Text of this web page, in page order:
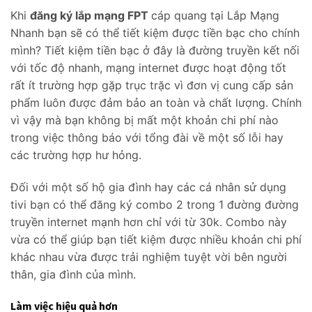
Khi đăng ký lắp mạng FPT cáp quang tại Lắp Mạng
Nhanh bạn sẽ có thể tiết kiệm được tiền bạc cho chính
mình? Tiết kiệm tiền bạc ở đây là đường truyền kết nối
với tốc độ nhanh, mạng internet được hoạt động tốt
rất ít trường hợp gặp trục trặc vì đơn vị cung cấp sản
phẩm luôn được đảm bảo an toàn và chất lượng. Chính
vì vậy mà bạn không bị mất một khoản chi phí nào
trong việc thông báo với tổng đài về một số lỗi hay
các trường hợp hư hỏng.
Đối với một số hộ gia đình hay các cá nhân sử dụng
tivi bạn có thể đăng ký combo 2 trong 1 đường đường
truyền internet mạnh hơn chỉ với từ 30k. Combo này
vừa có thể giúp bạn tiết kiệm được nhiều khoản chi phí
khác nhau vừa được trải nghiệm tuyệt vời bên người
thân, gia đình của mình.
Làm việc hiệu quả hơn